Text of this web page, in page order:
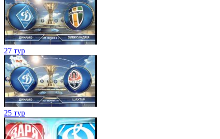
27 тур
25 тур